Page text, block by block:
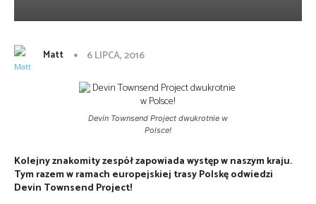
Matt 6 LIPCA, 2016
Devin Townsend Project dwukrotnie w
Polsce!
Kolejny znakomity zespół zapowiada występ w naszym kraju.
Tym razem w ramach europejskiej trasy Polskę odwiedzi
Devin Townsend Project!